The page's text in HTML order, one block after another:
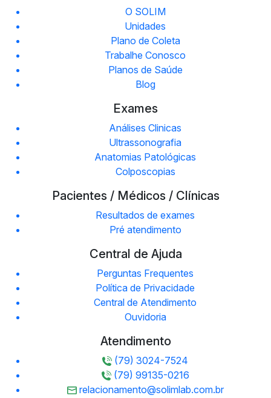
O SOLIM
Unidades
Plano de Coleta
Trabalhe Conosco
Planos de Saúde
Blog
Exames
Análises Clinicas
Ultrassonografia
Anatomias Patológicas
Colposcopias
Pacientes / Médicos / Clínicas
Resultados de exames
Pré atendimento
Central de Ajuda
Perguntas Frequentes
Política de Privacidade
Central de Atendimento
Ouvidoria
Atendimento
(79) 3024-7524
(79) 99135-0216
relacionamento@solimlab.com.br